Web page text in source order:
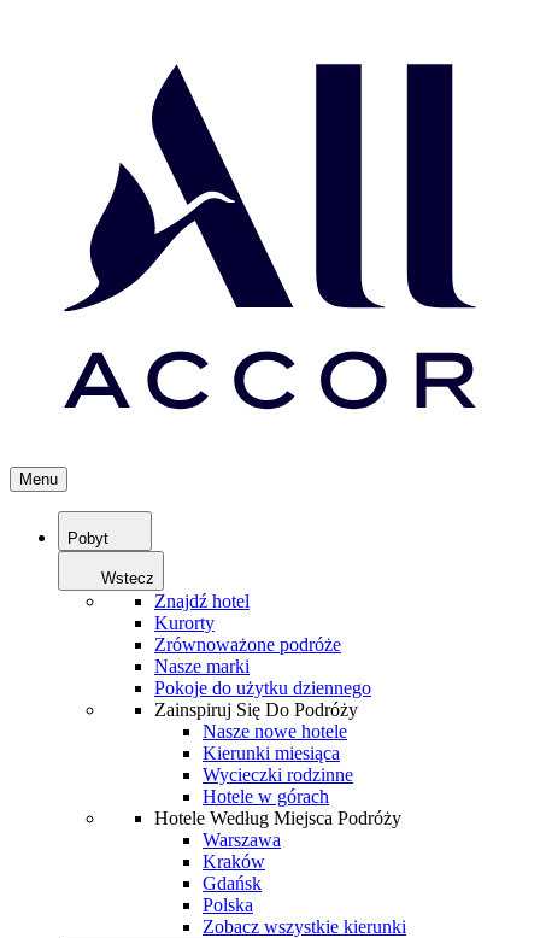
Menu
Pobyt
Wstecz
Znajdź hotel
Kurorty
Zrównoważone podróże
Nasze marki
Pokoje do użytku dziennego
Zainspiruj Się Do Podróży
Nasze nowe hotele
Kierunki miesiąca
Wycieczki rodzinne
Hotele w górach
Hotele Według Miejsca Podróży
Warszawa
Kraków
Gdańsk
Polska
Zobacz wszystkie kierunki